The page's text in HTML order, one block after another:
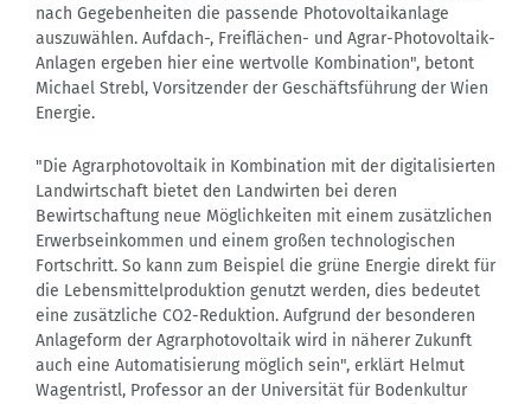
nach Gegebenheiten die passende Photovoltaikanlage
auszuwählen. Aufdach-, Freiflächen- und Agrar-Photovoltaik-
Anlagen ergeben hier eine wertvolle Kombination", betont
Michael Strebl, Vorsitzender der Geschäftsführung der Wien
Energie.
"Die Agrarphotovoltaik in Kombination mit der digitalisierten
Landwirtschaft bietet den Landwirten bei deren
Bewirtschaftung neue Möglichkeiten mit einem zusätzlichen
Erwerbseinkommen und einem großen technologischen
Fortschritt. So kann zum Beispiel die grüne Energie direkt für
die Lebensmittelproduktion genutzt werden, dies bedeutet
eine zusätzliche CO2-Reduktion. Aufgrund der besonderen
Anlageform der Agrarphotovoltaik wird in näherer Zukunft
auch eine Automatisierung möglich sein", erklärt Helmut
Wagentristl, Professor an der Universität für Bodenkultur